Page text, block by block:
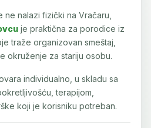
nalazi fizički na Vračaru,
je praktična za porodice iz
traže organizovan smeštaj,
okruženje za stariju osobu.
individualno, u skladu sa
terapijom,
koji je korisniku potreban.